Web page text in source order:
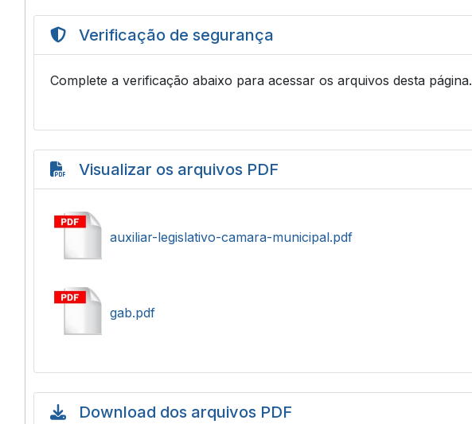
Verificação de segurança
Complete a verificação abaixo para acessar os arquivos desta página.
Visualizar os arquivos PDF
auxiliar-legislativo-camara-municipal.pdf
gab.pdf
Download dos arquivos PDF